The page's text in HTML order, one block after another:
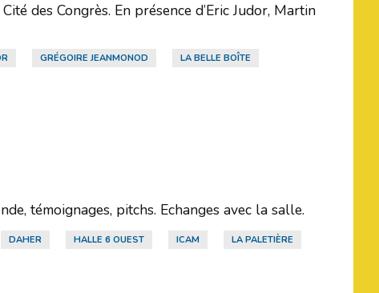
des Congrès. En présence d’Eric Judor, Martin
GRÉGOIRE JEANMONOD LA BELLE BOÎTE
témoignages, pitchs. Echanges avec la salle.
DAHER HALLE 6 OUEST ICAM LA PALETIÈRE